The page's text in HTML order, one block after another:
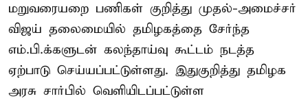
மறுவரையறை பணிகள் குறித்து முதல்-அமைச்சர்
விஜய் தலைமையில் தமிழகத்தை சேர்ந்த
எம்.பி.க்களுடன் கலந்தாய்வு கூட்டம் நடத்த
ஏற்பாடு செய்யப்பட்டுள்ளது. இதுகுறித்து தமிழக
அரசு சார்பில் வெளியிடப்பட்டுள்ள